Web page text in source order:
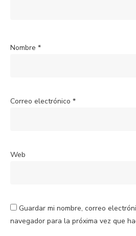
Nombre *
Correo electrónico *
Web
Guardar mi nombre, correo
navegador para la próxima vez que